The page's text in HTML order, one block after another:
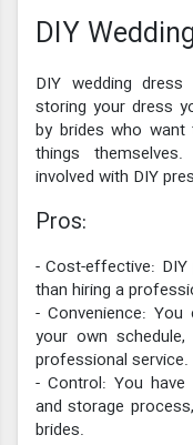
DIY
DIY wedding dress
storing your dress
by brides who
things
involved with DIY
Pros:
- Cost-effective:
than hiring a
- Convenience:
your own
professional service.
- Control: You
and storage
brides.